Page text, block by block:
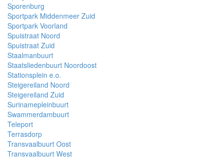
Sporenburg
Sportpark Middenmeer Zuid
Sportpark Voorland
Spuistraat Noord
Spuistraat Zuid
Staalmanbuurt
Staatsliedenbuurt Noordoost
Stationsplein e.o.
Steigereiland Noord
Steigereiland Zuid
Surinamepleinbuurt
Swammerdambuurt
Teleport
Terrasdorp
Transvaalbuurt Oost
Transvaalbuurt West